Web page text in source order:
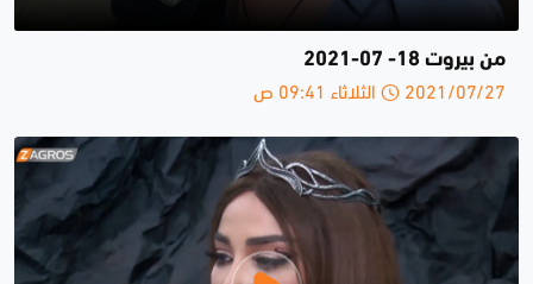
من بيروت 18- 07-2021
2021/07/27 الثلاثاء 09:41 ص